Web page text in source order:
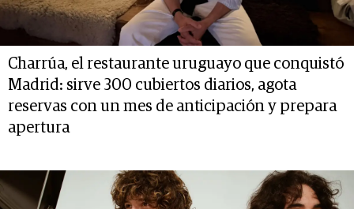
Charrúa, el restaurante uruguayo que conquistó
Madrid: sirve 300 cubiertos diarios, agota
reservas con un mes de anticipación y prepara
apertura